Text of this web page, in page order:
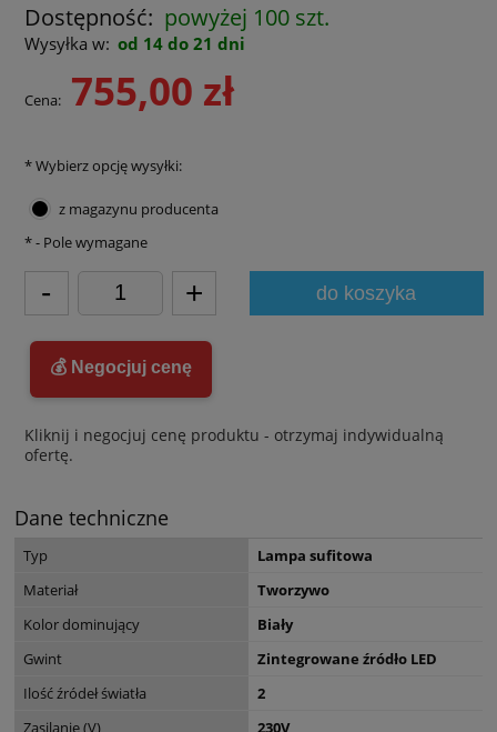
Dostępność: powyżej 100 szt.
Wysyłka w: od 14 do 21 dni
Cena: 755,00 zł
*Wybierz opcję wysyłki:
z magazynu producenta
- + do koszyka
*- Pole wymagane
💰 Negocjuj cenę
Kliknij i negocjuj cenę produktu - otrzymaj indywidualną
ofertę.
Dane techniczne
Typ
Lampa sufitowa
Materiał
Tworzywo
Kolor dominujący
Biały
Gwint
Zintegrowane źródło LED
Ilość źródeł światła
2
Zasilanie (V)
230V